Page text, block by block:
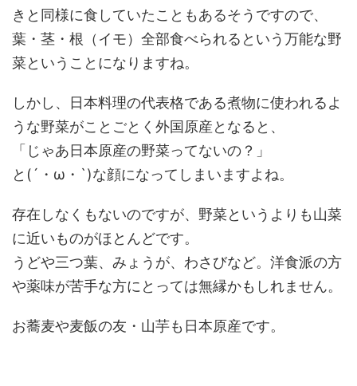
きと同様に食していたこともあるそうですので、
葉・茎・根（イモ）全部食べられるという万能な野
菜ということになりますね。
しかし、日本料理の代表格である煮物に使われるよ
うな野菜がことごとく外国原産となると、
「じゃあ日本原産の野菜ってないの？」
と(´・ω・`)な顔になってしまいますよね。
存在しなくもないのですが、野菜というよりも山菜
に近いものがほとんどです。
うどや三つ葉、みょうが、わさびなど。洋食派の方
や薬味が苦手な方にとっては無縁かもしれません。
お蕎麦や麦飯の友・山芋も日本原産です。